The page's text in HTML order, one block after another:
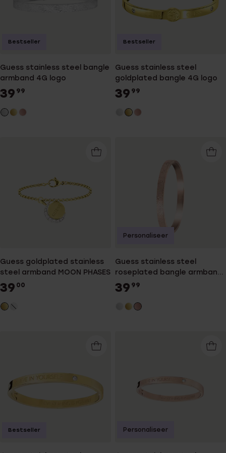
Guess stainless steel bangle
armband 4G logo
39 99
Bestseller
Guess stainless steel
goldplated bangle 4G logo
39 99
Bestseller
Guess goldplated stainless
steel armband MOON PHASES
39 00
Guess stainless steel
roseplated bangle armband
4G logo
39 99
Personaliseer
Bestseller Personaliseer